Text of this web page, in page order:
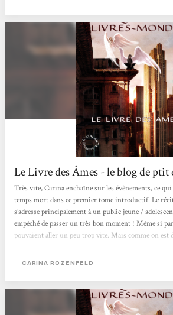
Le Livre des Âmes - le blog de ptit
Très vite, Carina enchaîne sur les évènements, ce
temps mort dans ce premier tome introductif. Le
s’adresse principalement à un public jeune /
empêché de passer un très bon moment ! Même si
pouvaient aller un peu trop vite. Mais comme on est
Carina Rozenfeld nous fait un peu voyager dans
CARINA ROZENFELD